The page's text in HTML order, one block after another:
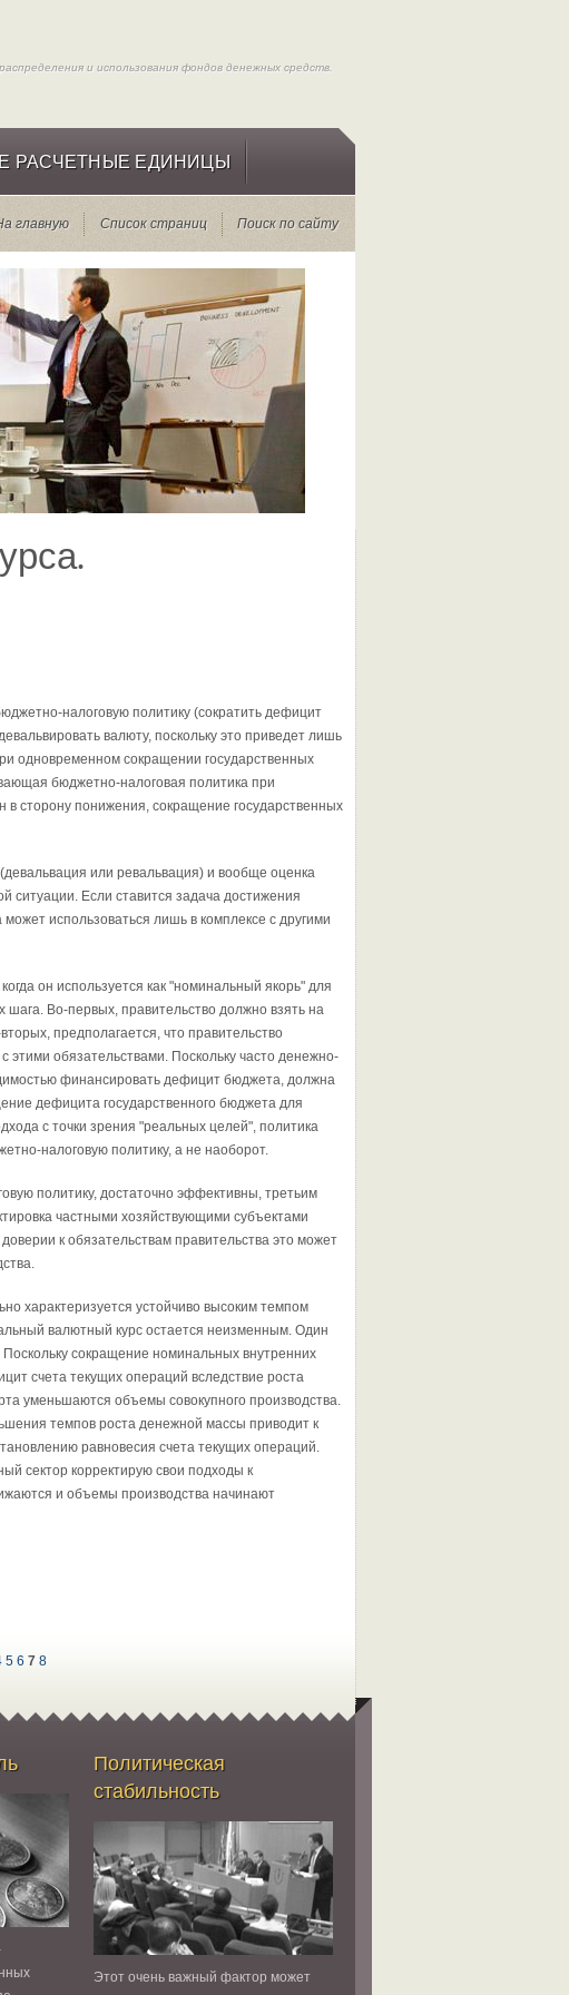
и использования фондов денежных средств.
РАСЧЕТНЫЕ ЕДИНИЦЫ
главную Список страниц Поиск по сайту
налоговую политику (сократить дефицит
валюту, поскольку это приведет лишь
одновременном сокращении государственных
бюджетно-нало­говая политика при
сторону понижения, сокращение государствен­ных
или ре­вальвация) и вообще оценка
ситуации. Если ставится задача достиже­ния
использо­ваться лишь в комплексе с другими
он использует­ся как "номинальный якорь" для
Во-первых, правительство должно взять на
предполагается, что правительство
этими обязательствами. Посколь­ку часто денежно-
финансировать дефицит бюджета, должна
дефицита госу­дарственного бюджета для
с точки зрения "реальных целей", поли­тика
налоговую политику, а не наоборот.
политику, до­статочно эффективны, третьим
частными хозяйствующими субъектами
к обязательствам правительства это может
характеризуется устойчиво высоким темпом
валютный курс остается неизменным. Один
сокращение номинальных внутренних
счета текущих операций вследствие роста
уменьшаются объемы совокупного производства.
темпов роста денежной массы приводит к
равновесия счета текущих операций.
сектор корректирую свои подходы к
и объемы производства начинают
5 6 7 8
Политическая
стабильность
Этот очень важный фактор может